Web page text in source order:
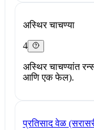
अस्थिर चाचण्या
4
अस्थिर चाचण्यांत
आणि एक फेल).
प्रतिसाद वेळ